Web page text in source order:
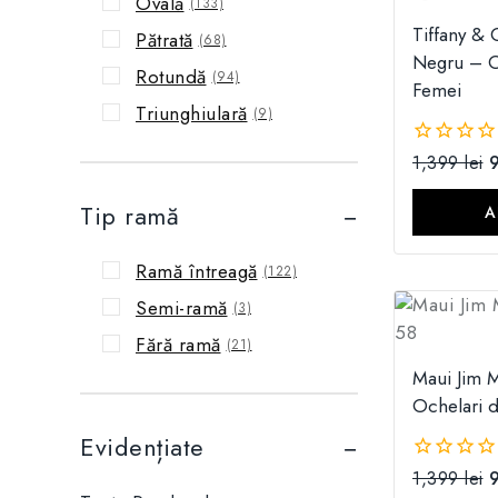
Tiffany &
Negru –
Femei
0
1,399lei
Maui Jim
Ochelari
0
1,399lei
Pătrată (68)
Rotundă (94)
Triunghiulară (9)
Tip ramă
Ramă întreagă (122)
Semi-ramă (3)
Fără ramă (21)
Evidențiate